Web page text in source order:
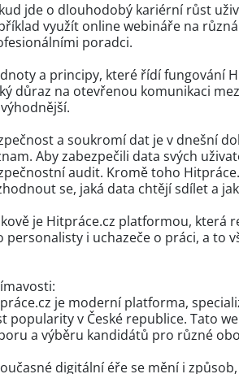
jde o dlouhodobý kariérní růst
využít online webináře na
poradci.
a principy, které řídí fungování
důraz na otevřenou komunikaci
a soukromí dat je v dnešní
Aby zabezpečili data svých
audit. Kromě toho
se, jaká data chtějí sdílet a
je Hitpráce.cz platformou, která
personalisty i uchazeče o práci, a to
je moderní platforma,
popularity v České republice. Tato
a výběru kandidátů pro různé
digitální éře se mění i